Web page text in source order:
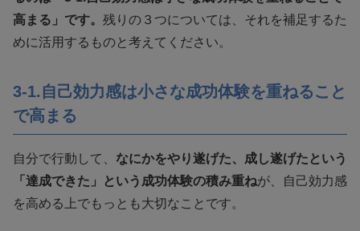
高まる」です。 残りの３つについては、それを補足するた
めに活用するものと考えてください。
3-1.自己効力感は小さな成功体験を重ねること
で高まる
自分で行動して、 なにかをやり遂げた、成し遂げたという
「達成できた」という成功体験の積み重ねが、自己効力感
を高める上でもっとも大切なことです。